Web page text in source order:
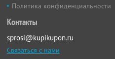
Политика конфиденциальности
Контакты
sprosi@kupikupon.ru
Связаться с нами